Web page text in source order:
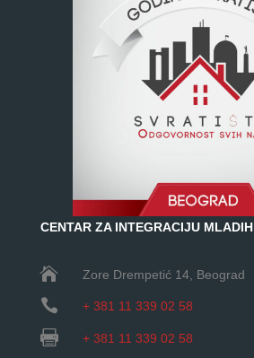
CENTAR ZA INTEGRACIJU MLADIH
 Zore Drempetić 14, Beograd
 + 381 11 339 02 58
 + 381 11 339 02 58